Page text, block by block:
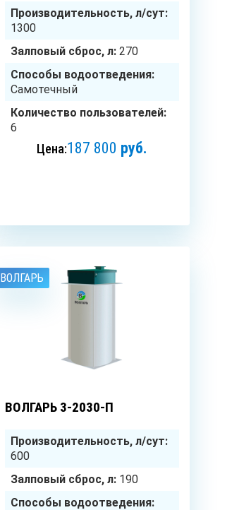
Производительность, л/сут:
1300
Залповый сброс, л:270
Способы водоотведения:
Самотечный
Количество пользователей:
6
Цена:187 800 руб.
ВОЛГАРЬ
ВОЛГАРЬ 3-2030-П
Производительность, л/сут:
600
Залповый сброс, л:190
Способы водоотведения: